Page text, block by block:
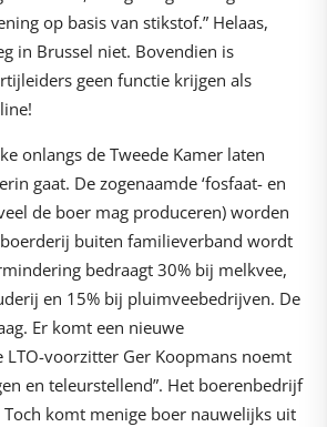
op basis van stikstof.” Helaas,
in Brussel niet. Bovendien is
geen functie krijgen als
onlangs de Tweede Kamer laten
gaat. De zogenaamde ‘fosfaat- en
de boer mag produceren) worden
buiten familieverband wordt
bedraagt 30% bij melkvee,
en 15% bij pluimveebedrijven. De
Er komt een nieuwe
LTO-voorzitter Ger Koopmans noemt
en teleurstellend”. Het boerenbedrijf
komt menige boer nauwelijks uit